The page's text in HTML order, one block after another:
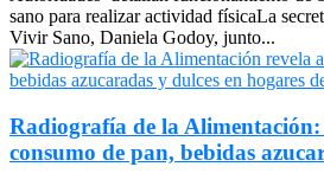
sano para realizar actividad físicaLa
Vivir Sano, Daniela Godoy, junto...
Radiografía de la
consumo de pan, bebidas